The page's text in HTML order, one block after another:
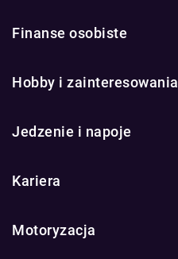
Finanse osobiste
Hobby i zainteresowania
Jedzenie i napoje
Kariera
Motoryzacja